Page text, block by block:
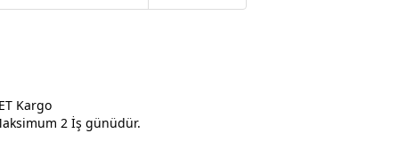
Kargo
2 İş günüdür.